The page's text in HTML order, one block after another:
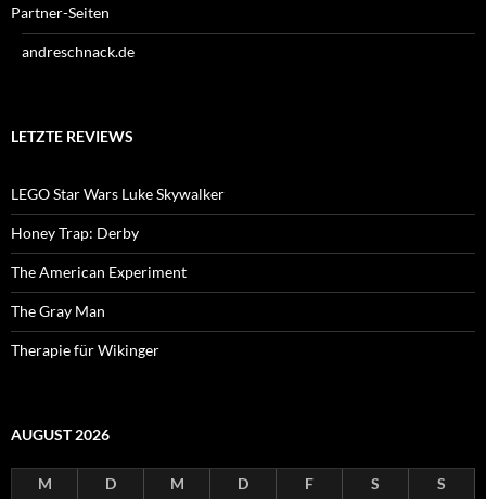
Partner-Seiten
andreschnack.de
LETZTE REVIEWS
LEGO Star Wars Luke Skywalker
Honey Trap: Derby
The American Experiment
The Gray Man
Therapie für Wikinger
AUGUST 2026
M D M D F S
S